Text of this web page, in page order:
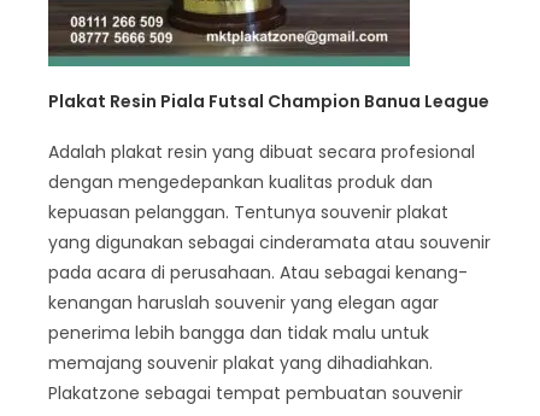
Plakat Resin Piala Futsal Champion Banua League
Adalah plakat resin yang dibuat secara profesional
dengan mengedepankan kualitas produk dan
kepuasan pelanggan. Tentunya souvenir plakat
yang digunakan sebagai cinderamata atau souvenir
pada acara di perusahaan. Atau sebagai kenang-
kenangan haruslah souvenir yang elegan agar
penerima lebih bangga dan tidak malu untuk
memajang souvenir plakat yang dihadiahkan.
Plakatzone sebagai tempat pembuatan souvenir